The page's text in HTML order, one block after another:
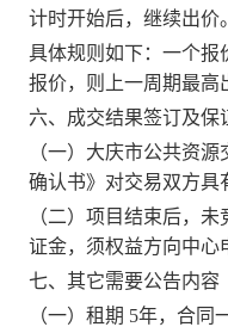
计时开始后，继续出价。
具体规则如下：一个报
报价，则上一周期最高
六、成交结果签订及保
（一）大庆市公共资源
确认书》对交易双方具
（二） 项目结束后，未
证金，须权益方向中心
七、其它需要公告内容
（一）租期 5年，合同